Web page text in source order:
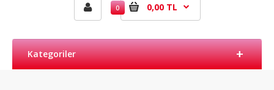
0 0,00 TL
Kategoriler